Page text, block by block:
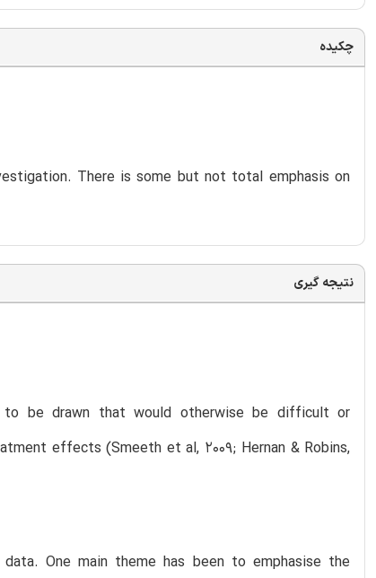
چکیده
There is some but not total emphasis on
نتیجه گیری
to be drawn that would otherwise be difficult or
effects (Smeeth et al, 2009; Hernan & Robins,
One main theme has been to emphasise the